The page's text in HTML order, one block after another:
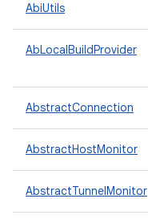
AbiUtils
AbLocalBuildProvider
AbstractConnection
AbstractHostMonitor
AbstractTunnelMonitor